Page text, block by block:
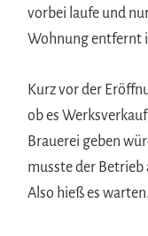
vorbei laufe und
Wohnung entfernt
Kurz vor der
ob es
Brauerei geben
musste der Betrieb
Also hieß es